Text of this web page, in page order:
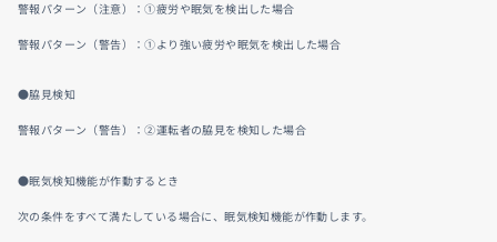
警報パターン（注意）：①疲労や眠気を検出した場合
警報パターン（警告）：①より強い疲労や眠気を検出した場合
●脇見検知
警報パターン（警告）：②運転者の脇見を検知した場合
●眠気検知機能が作動するとき
次の条件をすべて満たしている場合に、眠気検知機能が作動します。